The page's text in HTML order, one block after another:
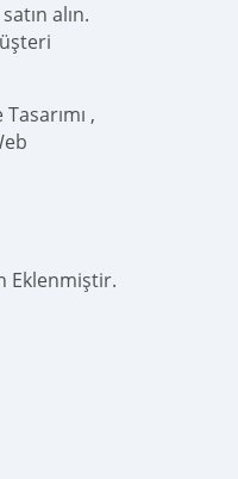
alın.
,
Eklenmiştir.